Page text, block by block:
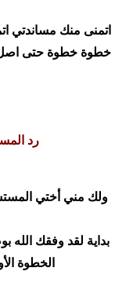
اتمنى منك مساندتي
خطوة خطوة حتى اصل
رد
السلام
ولك مني أختي
بداية لقد وفقك
الخطوة